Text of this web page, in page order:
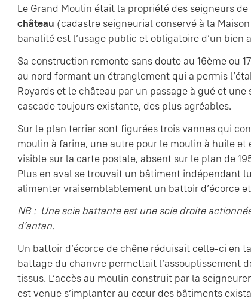
Le Grand Moulin était la propriété des seigneurs
château (cadastre seigneurial conservé à la
banalité est l’usage public et obligatoire d’un
Sa construction remonte sans doute au 16ème ou
au nord formant un étranglement qui a permis
Royards et le château par un passage à gué et
cascade toujours existante, des plus agréables.
Sur le plan terrier sont figurées trois vannes qui
moulin à farine, une autre pour le moulin à huile
visible sur la carte postale, absent sur le plan de
Plus en aval se trouvait un bâtiment indépendant
alimenter vraisemblablement un battoir d’écorce
NB : Une scie battante est une scie droite
d’antan.
Un battoir d’écorce de chêne réduisait celle-ci en
battage du chanvre permettait l’assouplissement
tissus. L’accès au moulin construit par la
est venue s’implanter au cœur des bâtiments